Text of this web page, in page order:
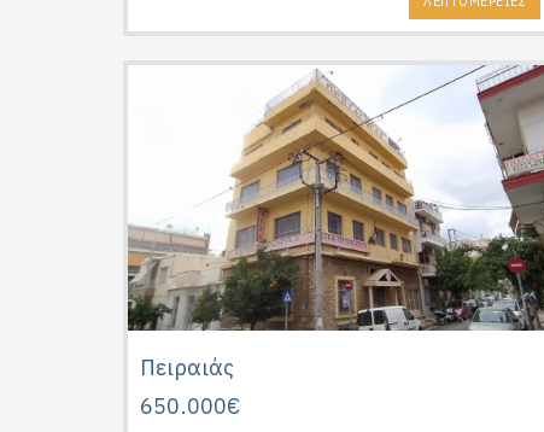
Πειραιάς
650.000€